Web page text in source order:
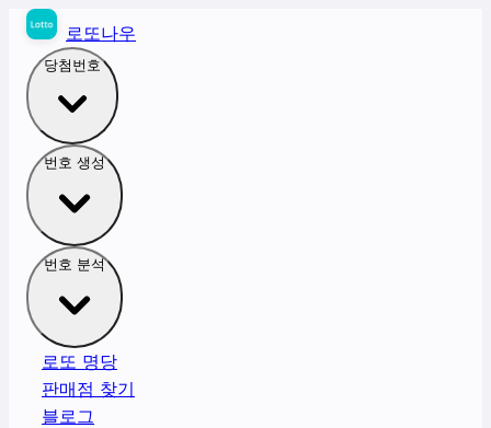
로또나우
당첨번호
번호 생성
번호 분석
로또 명당
판매점 찾기
블로그